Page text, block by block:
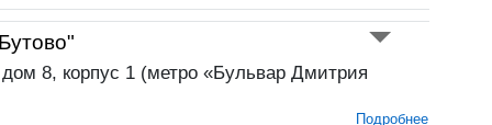
8, корпус 1 (метро «Бульвар Дмитрия
Подробнее